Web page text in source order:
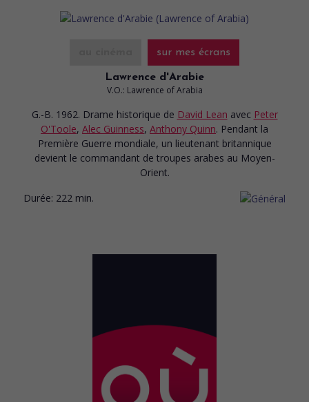
sur mes écrans
Lawrence d'Arabie
V.O.: Lawrence of Arabia
G.-B. 1962. Drame historique de David Lean avec Peter
O'Toole, Alec Guinness, Anthony Quinn. Pendant la
Première Guerre mondiale, un lieutenant britannique
devient le commandant de troupes arabes au Moyen-
Orient.
Durée: 222 min.